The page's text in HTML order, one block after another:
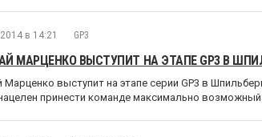
в 14:21 GP3
МАРЦЕНКО ВЫСТУПИТ НА ЭТАПЕ GP3 В
Марценко выступит на этапе серии GP3 в
принести команде максимально возможный